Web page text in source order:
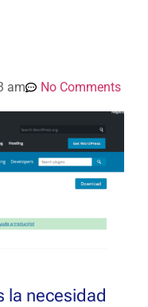
am No Comments
la necesidad